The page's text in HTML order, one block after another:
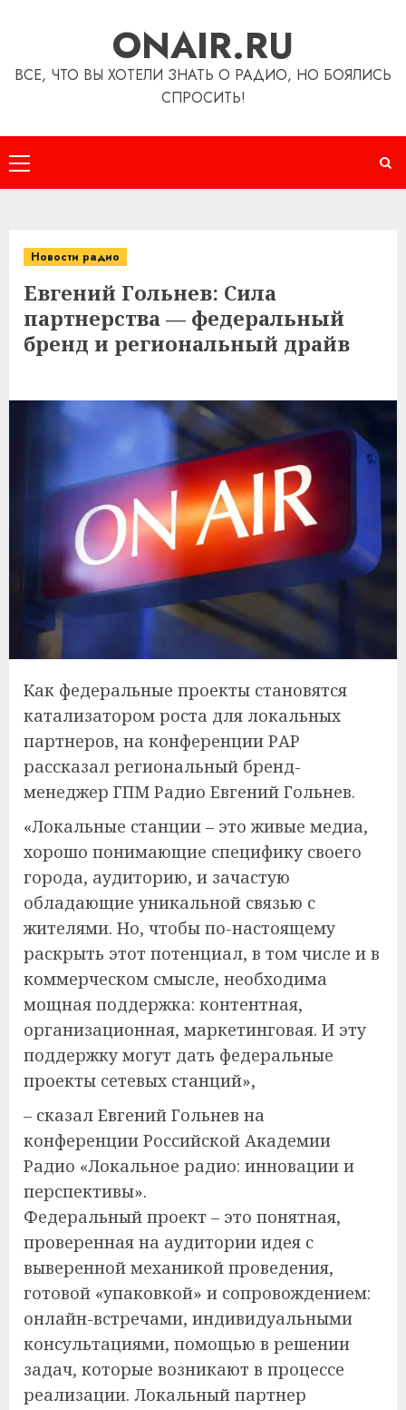
ONAIR.RU
ВСЕ, ЧТО ВЫ ХОТЕЛИ ЗНАТЬ О РАДИО, НО БОЯЛИСЬ
СПРОСИТЬ!
Основное
меню
Новости радио
Евгений Гольнев: Сила
партнерства — федеральный
бренд и региональный драйв
Как федеральные проекты становятся
катализатором роста для локальных
партнеров, на конференции РАР
рассказал региональный бренд-
менеджер ГПМ Радио Евгений Гольнев.
«Локальные станции – это живые медиа,
хорошо понимающие специфику своего
города, аудиторию, и зачастую
обладающие уникальной связью с
жителями. Но, чтобы по-настоящему
раскрыть этот потенциал, в том числе и в
коммерческом смысле, необходима
мощная поддержка: контентная,
организационная, маркетинговая. И эту
поддержку могут дать федеральные
проекты сетевых станций»,
– сказал Евгений Гольнев на
конференции Российской Академии
Радио «Локальное радио: инновации и
перспективы».
Федеральный проект – это понятная,
проверенная на аудитории идея с
выверенной механикой проведения,
готовой «упаковкой» и сопровождением:
онлайн-встречами, индивидуальными
консультациями, помощью в решении
задач, которые возникают в процессе
реализации. Локальный партнер